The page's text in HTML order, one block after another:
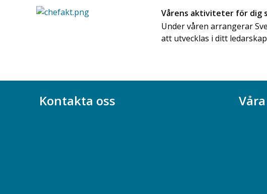
Vårens aktiviteter för dig
Under våren arrangerar
att utvecklas i ditt
Kontakta oss